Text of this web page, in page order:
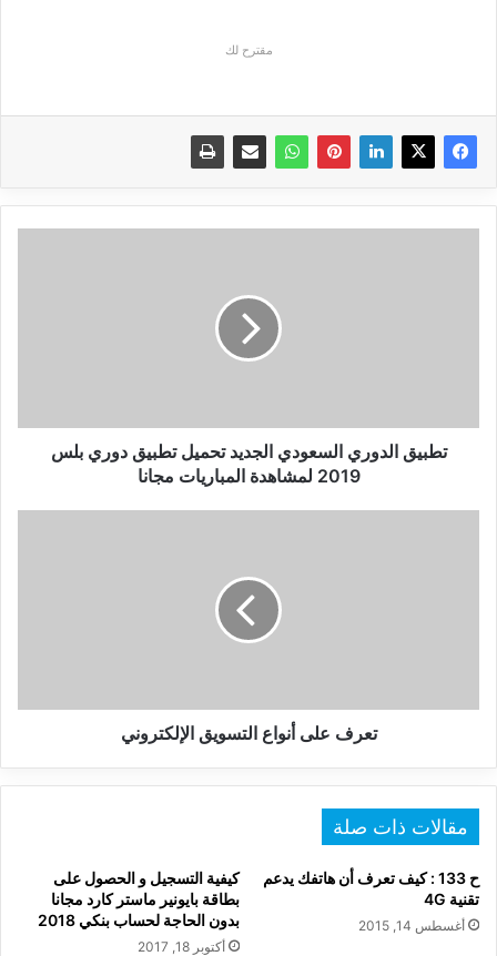
مقترح لك
2019
لمشاهدةتطبيق الدوري السعودي الجديد تحميل تطبيق دوري بلس
2019 لمشاهدة المباريات مجانا
تعرف على أنواع التسويق الإلكتروني
مقالات ذات صلة
ح 133 : كيف تعرف أن هاتفك يدعم
تقنية 4G
أغسطس 14, 2015
كيفية التسجيل و الحصول على
بطاقة بايونير ماستر كارد مجانا
بدون الحاجة لحساب بنكي 2018
أكتوبر 18, 2017